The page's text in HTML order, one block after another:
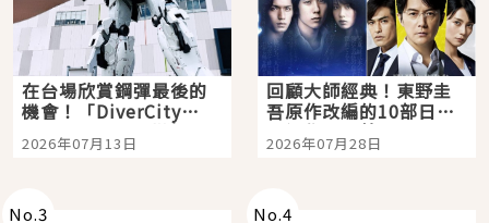
在台場欣賞鋼彈最後的
機會！「DiverCity
Tokyo Plaza」搭船、
購物、美食及夜景，一
2026年07月13日
回顧大師經典！東野圭
吾原作改編的10部日本
影視作品推薦
2026年07月28日
No.3 No.4